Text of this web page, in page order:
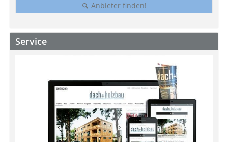
Anbieter finden!
Service